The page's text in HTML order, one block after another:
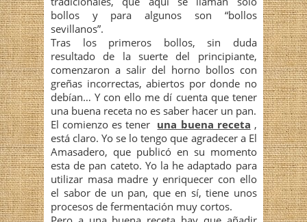
bollos y para algunos son “bollos
sevillanos”.
Tras los primeros bollos, sin duda
resultado de la suerte del principiante,
comenzaron a salir del horno bollos con
greñas incorrectas, abiertos por donde no
debían… Y con ello me dí cuenta que tener
una buena receta no es saber hacer un pan.
El comienzo es tener una buena receta ,
está claro. Yo se lo tengo que agradecer a El
Amasadero, que publicó en su momento
esta de pan cateto. Yo la he adaptado para
utilizar masa madre y enriquecer con ello
el sabor de un pan, que en sí, tiene unos
procesos de fermentación muy cortos.